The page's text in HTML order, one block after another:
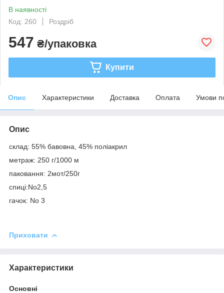
В наявності
Код: 260
Роздріб
547 ₴/упаковка
Купити
Опис Характеристики Доставка Оплата Умови
Опис
склад: 55% бавовна, 45% поліакрил
метраж: 250 г/1000 м
паковання: 2мот/250г
спиці:No2,5
гачок: No 3
Приховати
Характеристики
Основні